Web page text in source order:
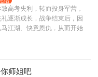
发文道歉，销声匿迹！ 娱乐
， 沪圈各大资本瑟瑟发抖：
主。” 京圈大院更是避之不
可怕。” 高位圈层：“插手他
啥的？”
高考失利，转而投身军营，
逐渐成长，战争结束后，因
江湖、快意恩仇，从而开始
师姐吧